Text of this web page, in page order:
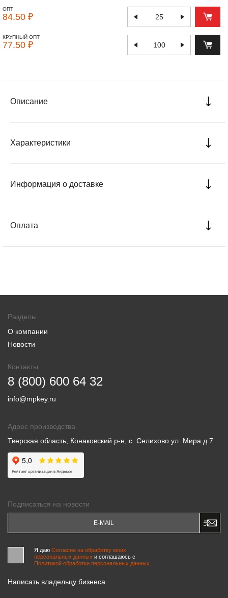
ОПТ
84.50 ₽
КРУПНЫЙ ОПТ
77.50 ₽
Описание
Характеристики
Информация о доставке
Оплата
Разделы
О компании
Новости
Контакты
8 (800) 600 64 32
info@mpkey.ru
Адрес производства
Тверская область, Конаковский р-н, с. Селихово ул. Мира д.7
Подписаться на новости
Я даю Согласие на обработку моих
персональных данных и соглашаюсь c
Политикой обработки персональных данных
Написать владельцу бизнеса